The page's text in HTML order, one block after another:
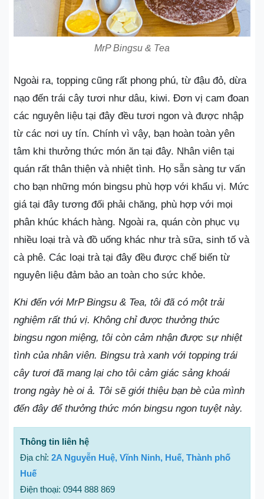
MrP Bingsu & Tea
Ngoài ra, topping cũng rất phong phú, từ đậu đỏ, dừa
nạo đến trái cây tươi như dâu, kiwi. Đơn vị cam đoan
các nguyên liệu tại đây đều tươi ngon và được nhập
từ các nơi uy tín. Chính vì vậy, bạn hoàn toàn yên
tâm khi thưởng thức món ăn tại đây. Nhân viên tại
quán rất thân thiện và nhiệt tình. Họ sẵn sàng tư vấn
cho bạn những món bingsu phù hợp với khẩu vị. Mức
giá tại đây tương đối phải chăng, phù hợp với mọi
phân khúc khách hàng. Ngoài ra, quán còn phục vụ
nhiều loại trà và đồ uống khác như trà sữa, sinh tố và
cà phê. Các loại trà tại đây đều được chế biến từ
nguyên liệu đảm bảo an toàn cho sức khỏe.
Khi đến với MrP Bingsu & Tea, tôi đã có một trải
nghiệm rất thú vị. Không chỉ được thưởng thức
bingsu ngon miệng, tôi còn cảm nhận được sự nhiệt
tình của nhân viên. Bingsu trà xanh với topping trái
cây tươi đã mang lại cho tôi cảm giác sảng khoái
trong ngày hè oi ả. Tôi sẽ giới thiệu bạn bè của mình
đến đây để thưởng thức món bingsu ngon tuyệt này.
Thông tin liên hệ
Địa chỉ: 2A Nguyễn Huệ, Vĩnh Ninh, Huế, Thành phố
Huế
Điện thoại: 0944 888 869